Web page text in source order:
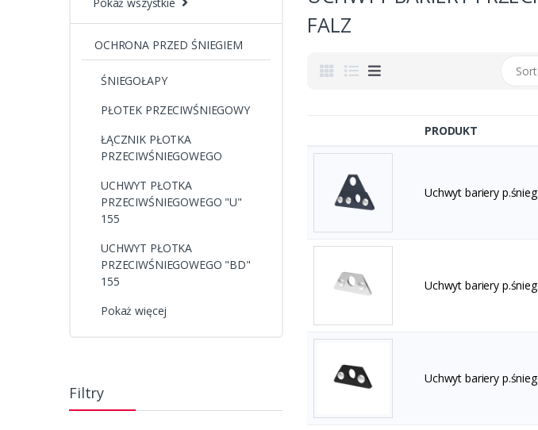
OCHRONA PRZED ŚNIEGIEM
ŚNIEGOŁAPY
PŁOTEK PRZECIWŚNIEGOWY
ŁĄCZNIK PŁOTKA
PRZECIWŚNIEGOWEGO
UCHWYT PŁOTKA
PRZECIWŚNIEGOWEGO "U"
155
UCHWYT PŁOTKA
PRZECIWŚNIEGOWEGO "BD"
155
Pokaż więcej
Filtry
FALZ
PRODUKT
Uchwyt bariery
Uchwyt bariery
Uchwyt bariery